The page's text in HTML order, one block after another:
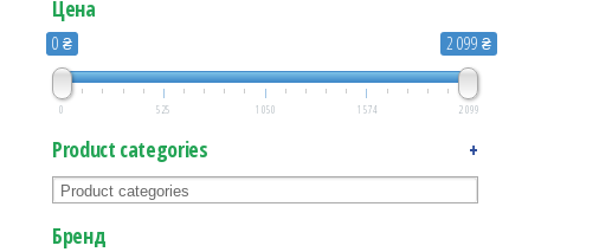
Цена
0 ₴ 2 099 ₴
0 525 1 050 1 574 2 099
Product categories +
Бренд